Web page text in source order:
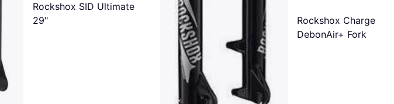
Rockshox SID Ultimate
29"
Rockshox Charger 3
DebonAir+ Fork